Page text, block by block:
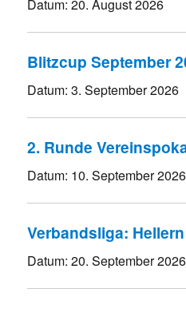
Datum:20. August 2026
Blitzcup September
Datum:3. September 2026
2. Runde
Datum: 10. September 2026
Verbandsliga:
Datum:20. September 2026